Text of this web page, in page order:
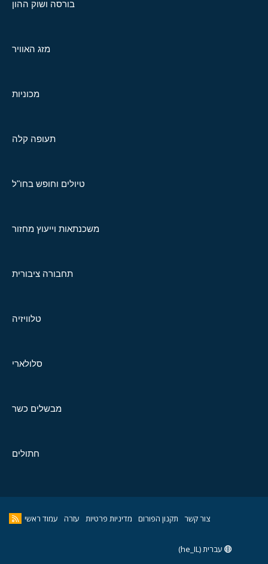
בורסה ושוק ההון
מזג האוויר
מכוניות
תעופה קלה
טיולים וחופש בחו"ל
משכנתאות וייעוץ מחזור
תחבורה ציבורית
טלוויזיה
סלולארי
מבשלים כשר
חתולים
צור קשר תקנון הפורום מדיניות פרטיות עזרה עמוד ראשי
עברית (he_IL)